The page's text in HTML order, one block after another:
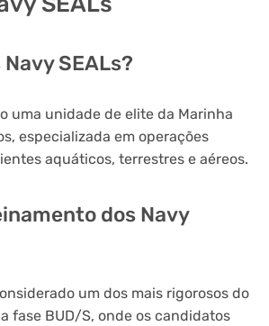
SEALs?
uma unidade de elite da Marinha
especializada em operações
aquáticos, terrestres e aéreos.
dos Navy
um dos mais rigorosos do
fase BUD/S, onde os candidatos